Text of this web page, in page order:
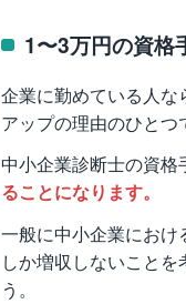
1〜3万円の資格
企業に勤めている人な
アップの理由のひとつ
中小企業診断士の資格
ることになります。
一般に中小企業にお
しか増収しないこと
う。